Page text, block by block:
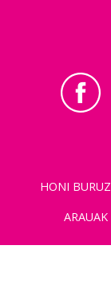
HONI BURUZ
ARAUAK